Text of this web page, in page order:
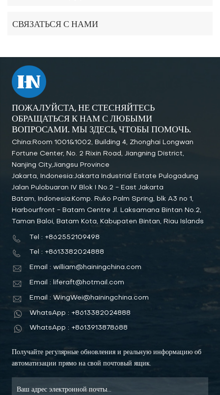
СВЯЗАТЬСЯ С НАМИ
ПОЖАЛУЙСТА, НЕ СТЕСНЯЙТЕСЬ
ОБРАЩАТЬСЯ К НАМ С ЛЮБЫМИ
ВОПРОСАМИ. МЫ ЗДЕСЬ, ЧТОБЫ ПОМОЧЬ.
China:Room 1001&1002, Building 4, Zhonghai Longwan
Fortune Center, No. 2 Rixin Road, Jiangning District,
Nanjing City,Jiangsu Province
Jakarta, Indonesia:Jakarta Industrial Estate Pulogadung
Jalan Pulobuaran IV Blok I No.2 - East Jakarta
Batam, Indonesia:Komp. Ruko Palm Spring, blk A3 no 1,
Harbourfront - Batam Centre Jl. Laksamana Bintan No.2,
Taman Baloi, Batam Kota, Kabupaten Bintan, Riau Islands
Tel : +862552109498
Tel : +8613382024888
Email : william@hainingchina.com
Email : liferaft@hotmail.com
Email : WingWei@hainingchina.com
WhatsApp : +8613382024888
WhatsApp : +8613913878688
Получайте регулярные обновления и реальную информацию об
автоматизации прямо на свой почтовый ящик.